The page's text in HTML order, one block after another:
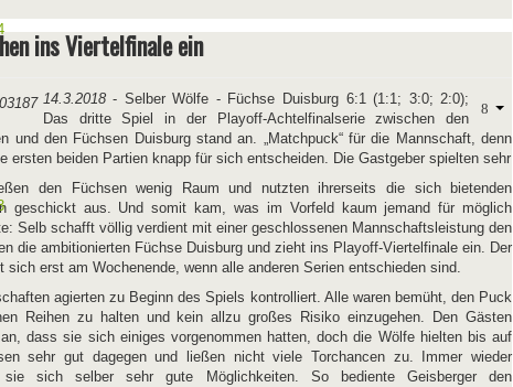
ins Viertelfinale ein
14.3.2018- Selber Wölfe - Füchse Duisburg 6:1 (1:1; 3:0; 2:0);
Das dritte Spiel in der Playoff-Achtelfinalserie zwischen den
und den Füchsen Duisburg stand an. „Matchpuck“ für die Mannschaft, denn
ersten beiden Partien knapp für sich entscheiden. Die Gastgeber spielten sehr
den Füchsen wenig Raum und nutzten ihrerseits die sich bietenden
geschickt aus. Und somit kam, was im Vorfeld kaum jemand für möglich
Selb schafft völlig verdient mit einer geschlossenen Mannschaftsleistung den
die ambitionierten Füchse Duisburg und zieht ins Playoff-Viertelfinale ein. Der
sich erst am Wochenende, wenn alle anderen Serien entschieden sind.
agierten zu Beginn des Spiels kontrolliert. Alle waren bemüht, den Puck
Reihen zu halten und kein allzu großes Risiko einzugehen. Den Gästen
dass sie sich einiges vorgenommen hatten, doch die Wölfe hielten bis auf
sehr gut dagegen und ließen nicht viele Torchancen zu. Immer wieder
sie sich selber sehr gute Möglichkeiten. So bediente Geisberger den